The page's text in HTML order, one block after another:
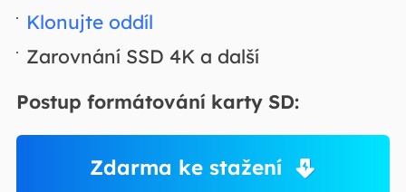
Klonujte oddíl
Zarovnání SSD 4K a další
Postup formátování karty SD:
Zdarma ke stažení